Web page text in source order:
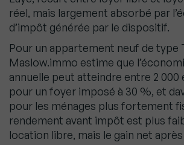
réel, mais largement absorbé par
d’impôt générée par le dispositif.
Pour un appartement neuf de type
Maslow.immo estime que
annuelle peut atteindre entre 2 000
pour un foyer imposé à 30 %, et
pour les ménages plus fortement
rendement avant impôt est plus
location libre, mais le gain net